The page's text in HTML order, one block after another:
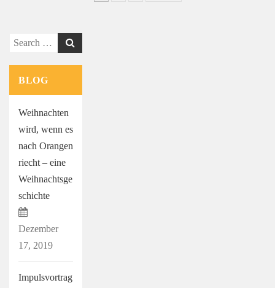
Search
BLOG
Weihnachten
wird, wenn es
nach Orangen
riecht – eine
Weihnachtsge
schichte
Dezember
17, 2019
Impulsvortrag